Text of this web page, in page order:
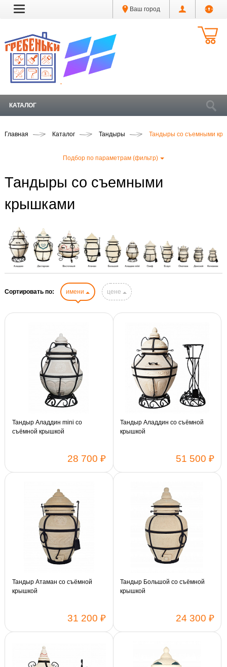
Ваш город
КАТАЛОГ
Главная Каталог Тандыры Тандыры со съемными
Подбор по параметрам (фильтр)
Тандыры со съемными
крышками
Сортировать по: имени цене
Тандыр Аладдин mini со
съёмной крышкой
28 700 ₽
Тандыр Аладдин со съёмной
крышкой
51 500 ₽
Тандыр Атаман со съёмной
крышкой
31 200 ₽
Тандыр Большой со съёмной
крышкой
24 300 ₽